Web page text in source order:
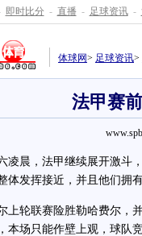
即时比分 - 直播 - 足球资讯 -
体球网> 足球资讯>
法甲赛
晨，法甲继续展开激斗，
体发挥接近，并且他们拥
轮联赛险胜勒哈费尔，并
本场只能作壁上观，球队